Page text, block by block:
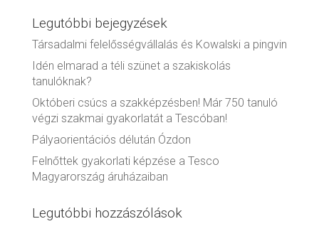
Legutóbbi bejegyzések
Társadalmi felelősségvállalás és Kowalski a pingvin
Idén elmarad a téli szünet a szakiskolás
tanulóknak?
Októberi csúcs a szakképzésben! Már 750 tanuló
végzi szakmai gyakorlatát a Tescóban!
Pályaorientációs délután Ózdon
Felnőttek gyakorlati képzése a Tesco
Magyarország áruházaiban
Legutóbbi hozzászólások